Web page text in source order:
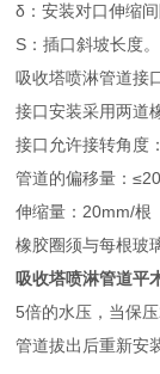
δ：安装对口伸缩间
S：插口斜坡长度。
吸收塔喷淋管道接
接口安装采用两道
接口允许接转角度
管道的偏移量：
伸缩量：20mm/根
橡胶圈须与每根玻
吸收塔喷淋管道平
5倍的水压，当保
管道拔出后重新安